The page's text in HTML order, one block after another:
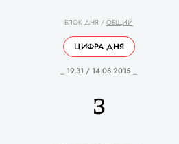
БЛОК ДНЯ / ОБЩИЙ
ЦИФРА ДНЯ
_ 19.31 / 14.08.2015 _
3